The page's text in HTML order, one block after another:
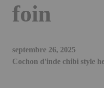
foin
septembre 26, 2025
Cochon d'inde chibi style